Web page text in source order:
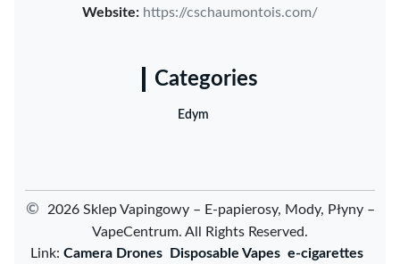
Website: https://cschaumontois.com/
Categories
Edym
©
2026 Sklep Vapingowy – E-papierosy, Mody, Płyny –
VapeCentrum. All Rights Reserved.
Link: Camera Drones Disposable Vapes e-cigarettes